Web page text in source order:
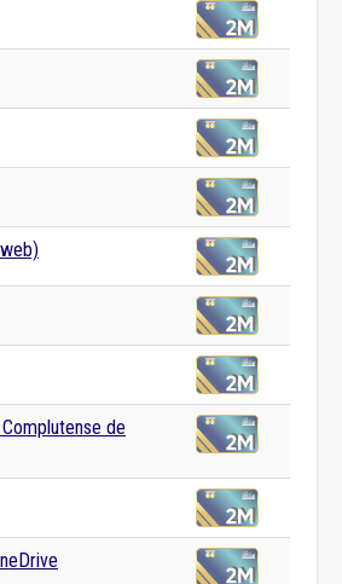
de